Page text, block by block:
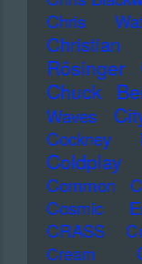
Chris
Rösinger
Chuck
Waves
Cockney
Coldplay
Common
Cosmic
CRASS
Cream